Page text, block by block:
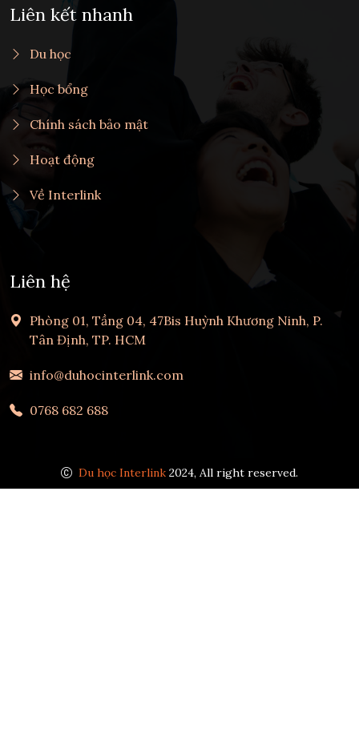
Liên kết nhanh
Du học
Học bổng
Chính sách bảo mật
Hoạt động
Về Interlink
Liên hệ
Phòng 01, Tầng 04, 47Bis Huỳnh Khương Ninh, P.
Tân Định, TP. HCM
info@duhocinterlink.com
0768 682 688
Du học Interlink 2024, All right reserved.